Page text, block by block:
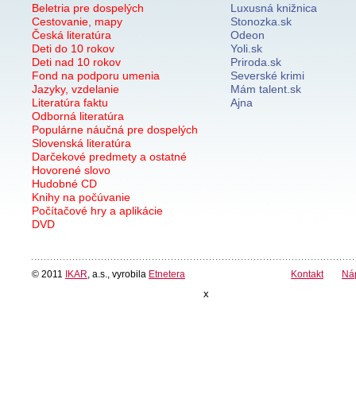
Beletria pre dospelých
Cestovanie, mapy
Česká literatúra
Deti do 10 rokov
Deti nad 10 rokov
Fond na podporu umenia
Jazyky, vzdelanie
Literatúra faktu
Odborná literatúra
Populárne náučná pre dospelých
Slovenská literatúra
Darčekové predmety a ostatné
Hovorené slovo
Hudobné CD
Knihy na počúvanie
Počítačové hry a aplikácie
DVD
Luxusná knižnica
Stonozka.sk
Odeon
Yoli.sk
Priroda.sk
Severské krimi
Mám talent.sk
Ajna
© 2011 IKAR , a.s., vyrobila Etnetera Kontakt
x